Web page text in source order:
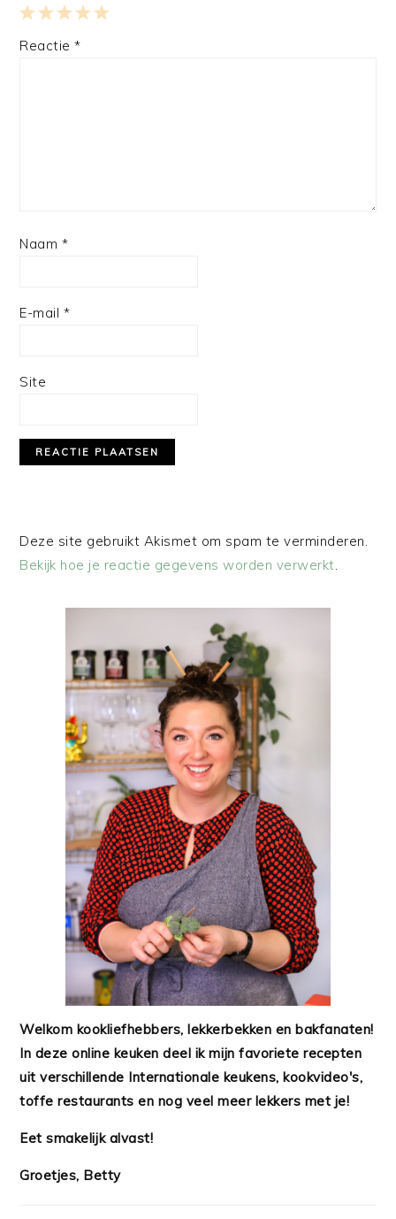
4
3
2
1
Reactie*
Naam *
E-mail *
Site
Deze site gebruikt Akismet om spam te verminderen.
Bekijk hoe je reactie gegevens worden verwerkt
Welkom kookliefhebbers, lekkerbekken en bakfanaten!
In deze online keuken deel ik mijn favoriete recepten
uit verschillende Internationale keukens, kookvideo's,
toffe restaurants en nog veel meer lekkers met je!
Eet smakelijk alvast!
Groetjes, Betty